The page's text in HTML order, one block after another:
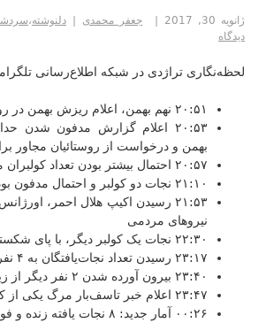
ژانویه 30, 2017 جعفر محمدی دلنوشته،
دیدگاه
لحظه‌نگاری تراژدی در شبکه اطلاع‌رسانی
۲۰:۵۱ نهم بهمن، اعلام ریزش بهمن در روستای بیوران
۲۰:۵۳ اعلام گزارش مدفون شدن
بهمن و درخواست از روستائیان مجاور
۲۰:۵۷ احتمال بیشتر بودن تعداد کولبران مدفون شده تا ۹ نفر
۲۱:۱۰ نجات دو کولبر و احتمال مدفون بودن دو کولبر دیگر
۲۱:۵۳ رسیدن اکیپ هلال احمر،
نیروهای مردمی
۲۲:۳۰ نجات یک کولبر دیگر، با پای شکسته
۲۳:۱۷ رسیدن تعداد نجات‌یافتگان به ۴ نفر
۲۳:۴۰ بیرون آورده شدن ۲ نفر دیگر از زیر بهمن
۲۳:۴۷ اعلام خبر تاسف‌بار مرگ یکی از کولبران
۰۰:۲۶ آمار جدید: ۸ نجات یافته زنده و فوت یک کولبر